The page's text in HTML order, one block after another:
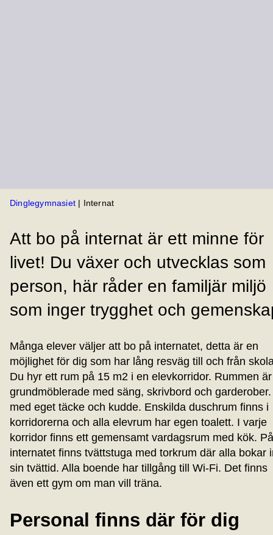
Dinglegymnasiet | Internat
Att bo på internat är ett minne för
livet! Du växer och utvecklas som
person, här råder en familjär miljö
som inger trygghet och
Många elever väljer att bo på internatet, detta är en
möjlighet för dig som har lång resväg till och från
Du hyr ett rum på 15 m2 i en elevkorridor. Rummen är
grundmöblerade med säng, skrivbord och garderober.
med eget täcke och kudde. Enskilda duschrum finns i
korridorerna och alla elevrum har egen toalett. I varje
korridor finns ett gemensamt vardagsrum med kök. På
internatet finns tvättstuga med torkrum där alla bokar
sin tvättid. Alla boende har tillgång till Wi-Fi. Det finns
även ett gym om man vill träna.
Personal finns där för dig